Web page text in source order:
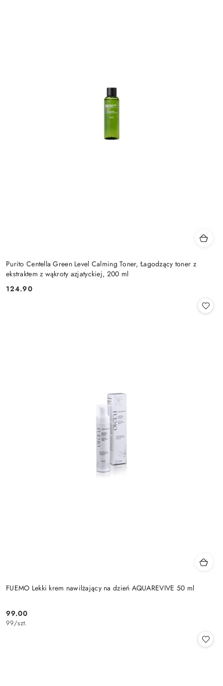
Purito Centella Green Level Calming Toner, Łagodzący toner z
ekstraktem z wąkroty azjatyckiej, 200 ml
Cena:
124.90
FUEMO Lekki krem nawilżający na dzień AQUAREVIVE 50 ml
Cena:
99.00
99/szt.